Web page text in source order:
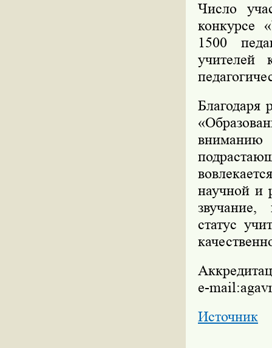
Число
конкурсе
1500
учителей
Благодаря
научной и
звучание,
статус
e-
Источник